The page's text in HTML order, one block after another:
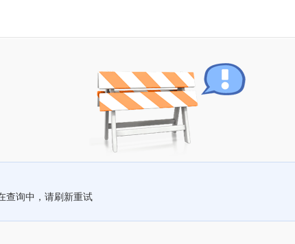
查询中，请刷新重试